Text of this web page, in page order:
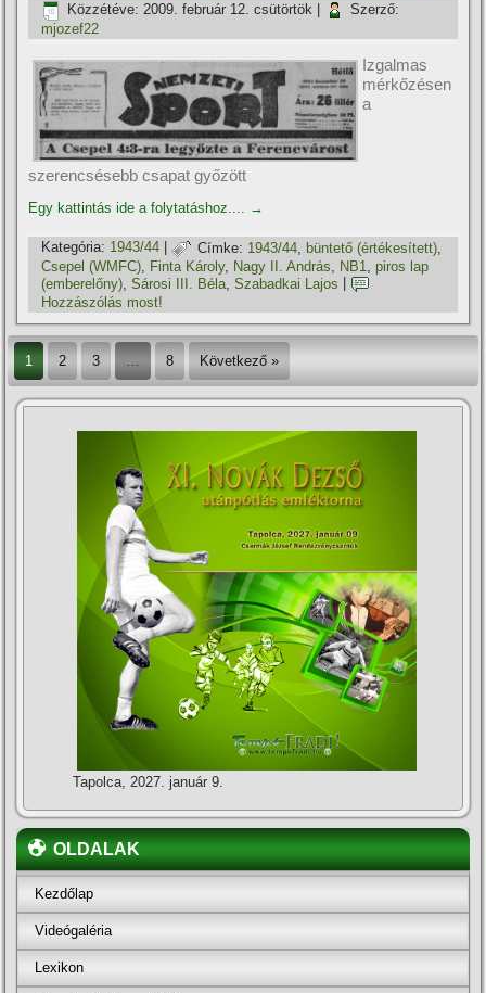
Közzétéve: 2009. február 12. csütörtök
Szerző:
mjozef22
Izgalmas
mérkőzésen
a
szerencsésebb csapat győzött
Egy kattintás ide a folytatáshoz.... →
Kategória: 1943/44 | Címke: 1943/44 büntető (értékesí­tett)
Csepel (WMFC), Finta Károly, Nagy II. András, NB1,piros lap
(emberelőny) ,Sárosi III. Béla ,Szabadkai Lajos
Hozzászólás most!
1 2 3 … 8 Következő »
Tapolca, 2027. január 9.
OLDALAK
Kezdőlap
Videógaléria
Lexikon